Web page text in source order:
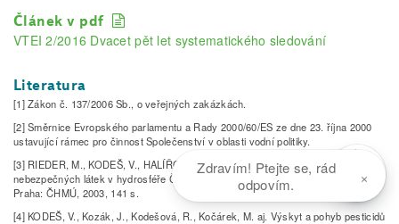
Článek v pdf
VTEI 2/2016 Dvacet pět let systematického sledování
Literatura
[1] Zákon č. 137/2006 Sb., o veřejných zakázkách.
[2] Směrnice Evropského parlamentu a Rady 2000/60/ES ze dne 23. října 2000
ustavující rámec pro činnost Společenství v oblasti vodní politiky.
[3] RIEDER, M., KODEŠ, V., HALÍŘOVÁ, J., HYPR, D. aj. Výskyt a pohyb
nebezpečných látek v hydrosféře ČR. Závěrečná zpráva projektu VaV/650/3/00,
Praha: ČHMÚ, 2003, 141 s.
[4] KODEŠ, V., Kozák, J., Kodešová, R., Kočárek, M. aj. Výskyt a pohyb pesticidů
Zdravím! Ptejte se, rád
odpovím.
×